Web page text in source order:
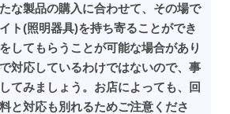
な製品の購入に合わせて、その場で
ト(照明器具)を持ち寄ることができ
してもらうことが可能な場合があり
対応しているわけではないので、事
てみましょう。お店によっても、回
と対応も別れるためご注意くださ